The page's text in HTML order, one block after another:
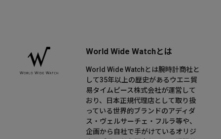
World Wide Watchとは
World Wide Watchとは腕時計商社と
して35年以上の歴史があるウエニ貿
易タイムピース株式会社が運営して
おり、日本正規代理店として取り扱
っている世界的ブランドのアディダ
ス・ヴェルサーチェ・フルラ等や、
企画から自社で手がけているオリジ